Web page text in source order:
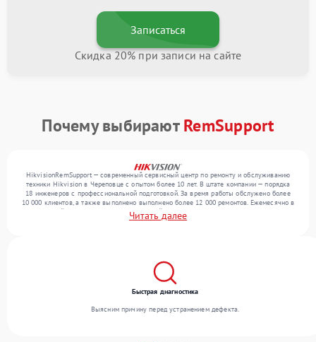
Записаться
Скидка 20% при записи на сайте
Почему выбираютRemSupport
HikvisionRemSupport — современный сервисный центр по ремонту и обслуживанию
техники Hikvision в Череповце с опытом более 10 лет. В штате компании — порядка
18 инженеров с профессиональной подготовкой. За время работы обслужено более
10 000 клиентов, а также выполнено выполнено более 12 000 ремонтов. Ежемесячно в
сервисный центр поступает от 300 устройств, включая , , . Мы выполняем ремонт
различного уровня сложности и гарантируем высокое качество обслуживания
Читать далее
Быстрая диагностика
Выясним причину перед устранением дефекта.